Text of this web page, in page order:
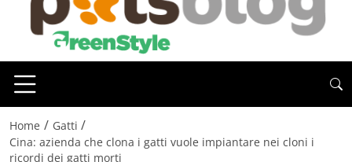
Home / Gatti /
Cina: azienda che clona i gatti vuole impiantare nei cloni i
ricordi dei gatti morti